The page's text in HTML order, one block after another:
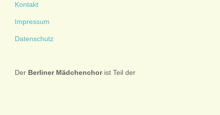
Kontakt
Impressum
Datenschutz
Der Berliner Mädchenchorist Teil der